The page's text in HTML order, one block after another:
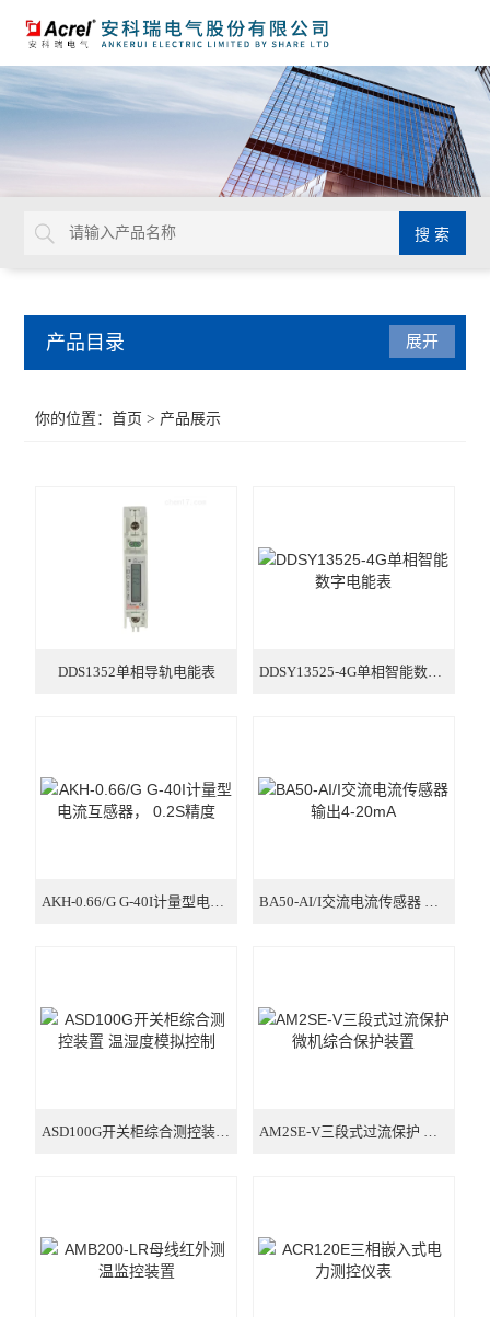
产品目录
电气安全
电力监控与保护
电量传感器
电能管理
电能质量治理
三路全电参量测量 远程控制
安科瑞交流电流传感器
展开
你的位置：首页 > 产品展示
DDS1352单相导轨电能表 DDSY13525-4G单相智能数字电能表
AKH-0.66/G G-40I计量型电流互感器， 0.2S精度 BA50-AI/I交流电流传感器 输出4-20mA
ASD100G开关柜综合测控装置 温湿度模拟控制 AM2SE-V三段式过流保护 微机综合保护装置